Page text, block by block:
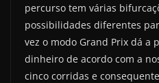
percurso tem várias
possibilidades diferentes
vez o modo Grand Prix dá a
dinheiro de acordo com a
cinco corridas e